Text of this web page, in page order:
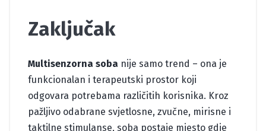
Zaključak
Multisenzorna soba nije samo trend – ona je
funkcionalan i terapeutski prostor koji
odgovara potrebama različitih korisnika. Kroz
pažljivo odabrane svjetlosne, zvučne, mirisne i
taktilne stimulanse, soba postaje mjesto gdje